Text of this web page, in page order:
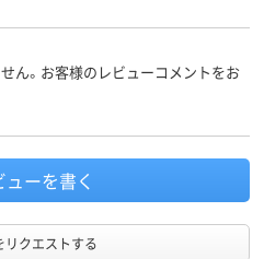
ん。お客様のレビューコメントをお
ューを書く
リクエストする